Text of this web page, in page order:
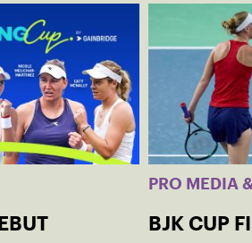
PRO MEDIA
BJK CUP